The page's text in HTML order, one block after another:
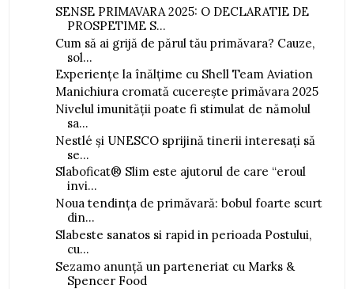
SENSE PRIMAVARA 2025: O DECLARATIE DE
PROSPETIME S...
Cum să ai grijă de părul tău primăvara? Cauze,
sol...
Experiențe la înălțime cu Shell Team Aviation
Manichiura cromată cucerește primăvara 2025
Nivelul imunității poate fi stimulat de nămolul
sa...
Nestlé și UNESCO sprijină tinerii interesați să
se...
Slaboficat® Slim este ajutorul de care “eroul
invi...
Noua tendința de primăvară: bobul foarte scurt
din...
Slabeste sanatos si rapid in perioada Postului,
cu...
Sezamo anunță un parteneriat cu Marks &
Spencer Food